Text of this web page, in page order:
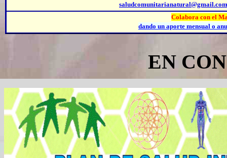
saludcomunitarianatural@gmail.com
Colabora con el
dando un aporte mensual o
EN